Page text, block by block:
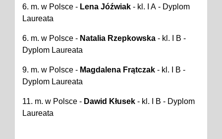
6. m. w Polsce - Lena Jóźwiak - kl. I A - Dyplom
Laureata
6. m. w Polsce - Natalia Rzepkowska - kl. I B -
Dyplom Laureata
9. m. w Polsce - Magdalena Frątczak - kl. I B -
Dyplom Laureata
11. m. w Polsce - Dawid Kłusek - kl. I B - Dyplom
Laureata